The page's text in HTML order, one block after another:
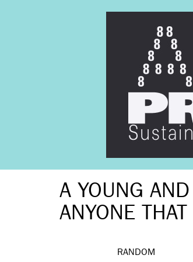
A YOUNG AND
ANYONE THAT
RANDOM